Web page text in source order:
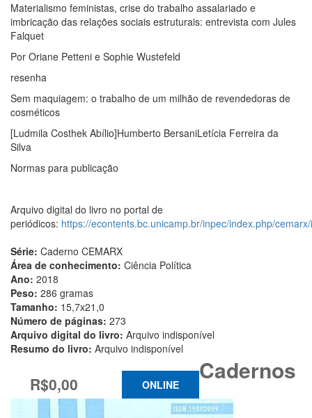
Materialismo feministas, crise do trabalho assalariado e
imbricação das relações sociais estruturais: entrevista com Jules
Falquet
Por Oriane Petteni e Sophie Wustefeld
resenha
Sem maquiagem: o trabalho de um milhão de revendedoras de
cosméticos
[Ludmila Costhek Abílio]Humberto BersaniLetícia Ferreira da
Silva
Normas para publicação
Arquivo digital do livro no portal de
periódicos: https://econtents.bc.unicamp.br/inpec/index.php/
Série: Caderno CEMARX
Área de conhecimento: Ciência Política
Ano: 2018
Peso: 286 gramas
Tamanho: 15,7x21,0
Número de páginas: 273
Arquivo digital do livro: Arquivo indisponível
Resumo do livro: Arquivo indisponível
R$0,00 ONLINE Cadernos